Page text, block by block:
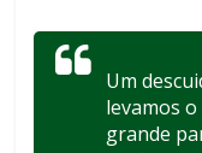
Um
levamos
grande